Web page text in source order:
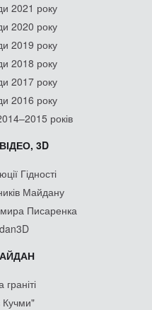
2021 року
2020 року
2019 року
2018 року
2017 року
2016 року
років
3D
Гідності
Майдану
Писаренка
Кучми"